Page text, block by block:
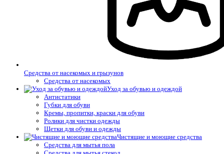
Средства от насекомых и грызунов
Средства от насекомых
Уход за обувью и одеждой
Антистатики
Губки для обуви
Кремы, пропитки, краски для обуви
Ролики для чистки одежды
Щетки для обуви и одежды
Чистящие и моющие средства
Средства для мытья пола